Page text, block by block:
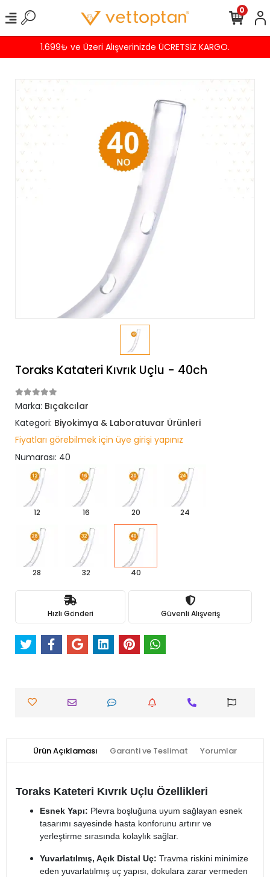
ve Üzeri Alışverinizde ÜCRETSİZ KARGO.
0
Toraks Katateri Kıvrık Uçlu - 40ch
Marka: Bıçakcılar
Kategori: Biyokimya & Laboratuvar Ürünleri
Fiyatları görebilmek için üye girişi yapınız
Numarası: 40
12 16 20 24
28 32 40
Hızlı Gönderi Güvenli Alışveriş
Ürün Açıklaması Garanti ve Teslimat Yorumlar
Toraks Kateteri Kıvrık Uçlu Özellikleri
Esnek Yapı: Plevra boşluğuna uyum sağlayan esnek
tasarımı sayesinde hasta konforunu artırır ve
yerleştirme sırasında kolaylık sağlar.
Yuvarlatılmış, Açık Distal Uç: Travma riskini minimize
eden yuvarlatılmış uç yapısı, dokulara zarar vermeden